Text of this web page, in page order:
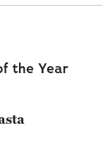
the Year